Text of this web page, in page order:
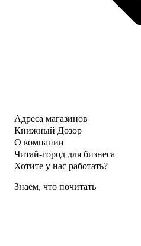
Адреса магазинов
Книжный Дозор
О компании
Читай-город для бизнеса
Хотите у нас работать?
Знаем, что почитать